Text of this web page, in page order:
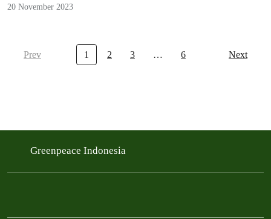
20 November 2023
Prev 1 2 3 … 6 Next
Greenpeace Indonesia